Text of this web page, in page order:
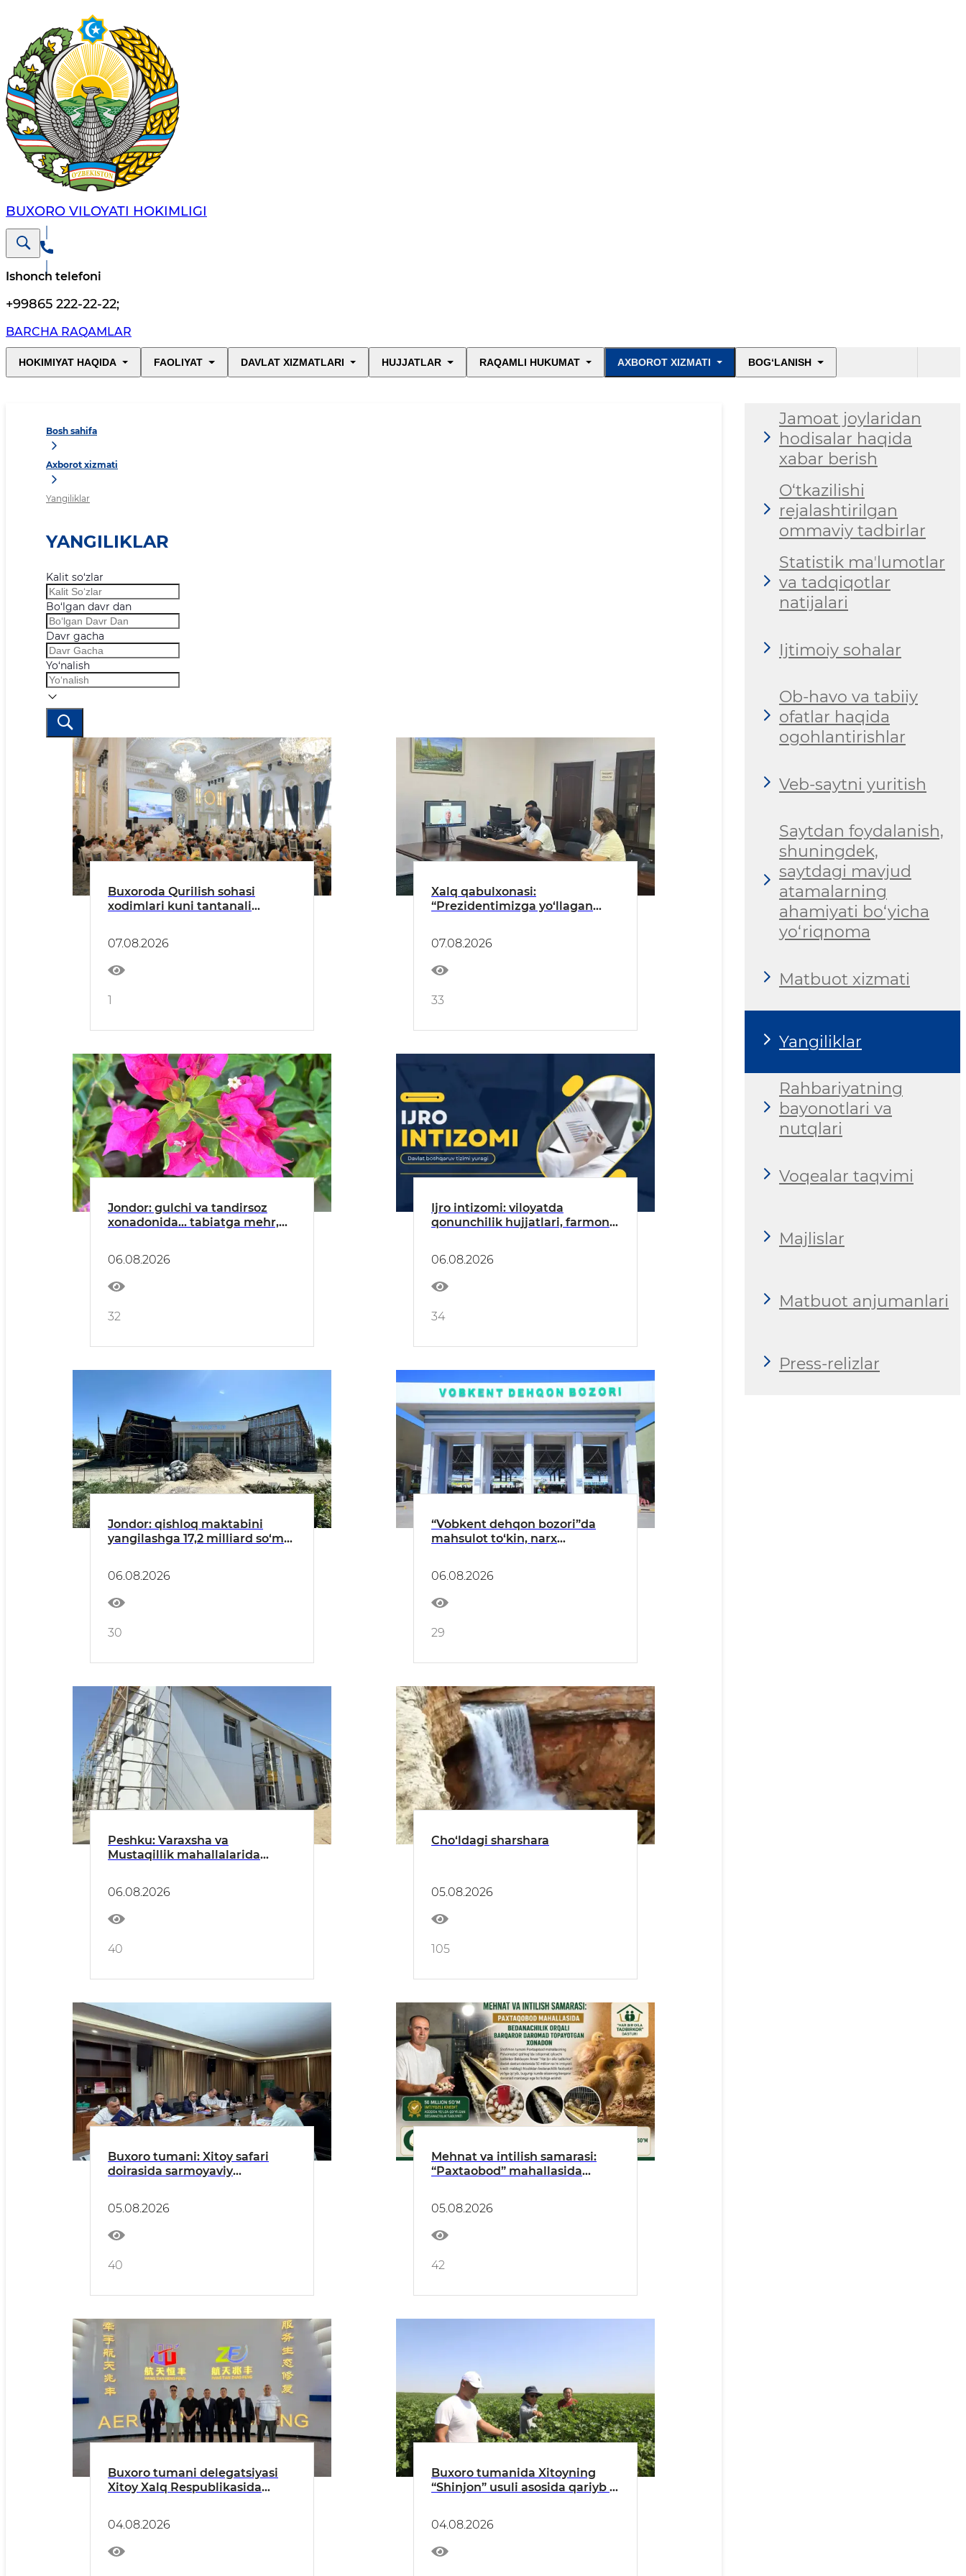
BUXORO VILOYATI HOKIMLIGI
Ishonch telefoni
+99865 222-22-22;
BARCHA RAQAMLAR
HOKIMIYAT HAQIDA FAOLIYAT DAVLAT XIZMATLARI HUJJATLAR RAQAMLI HUKUMAT AXBOROT XIZMATI BOG‘LANISH
Bosh sahifa
Axborot xizmati
Yangiliklar
YANGILIKLAR
Kalit so‘zlar
Bo‘lgan davr dan
Davr gacha
Yo‘nalish
Buxoroda Qurilish sohasi
xodimlari kuni tantanali
07.08.2026
1
Xalq qabulxonasi:
“Prezidentimizga yo‘llagan
07.08.2026
33
Jondor: gulchi va tandirsoz
xonadonida... tabiatga mehr,
06.08.2026
32
Ijro intizomi: viloyatda
qonunchilik hujjatlari, farmon
06.08.2026
34
Jondor: qishloq maktabini
yangilashga 17,2 milliard so‘m
06.08.2026
30
“Vobkent dehqon bozori”da
mahsulot to‘kin, narx
06.08.2026
29
Peshku: Varaxsha va
Mustaqillik mahallalarida
06.08.2026
40
Cho‘ldagi sharshara
05.08.2026
105
Buxoro tumani: Xitoy safari
doirasida sarmoyaviy
05.08.2026
40
Mehnat va intilish samarasi:
“Paxtaobod” mahallasida
05.08.2026
42
Buxoro tumani delegatsiyasi
Xitoy Xalq Respublikasida
04.08.2026
Buxoro tumanida Xitoyning
“Shinjon” usuli asosida qariyb 2
04.08.2026
Jamoat joylaridan
hodisalar haqida
xabar berish
O‘tkazilishi
rejalashtirilgan
ommaviy tadbirlar
Statistik maʼlumotlar
va tadqiqotlar
natijalari
Ijtimoiy sohalar
Ob-havo va tabiiy
ofatlar haqida
ogohlantirishlar
Veb-saytni yuritish
Saytdan foydalanish,
shuningdek,
saytdagi mavjud
atamalarning
ahamiyati bo‘yicha
yo‘riqnoma
Matbuot xizmati
Yangiliklar
Rahbariyatning
bayonotlari va
nutqlari
Voqealar taqvimi
Majlislar
Matbuot anjumanlari
Press-relizlar